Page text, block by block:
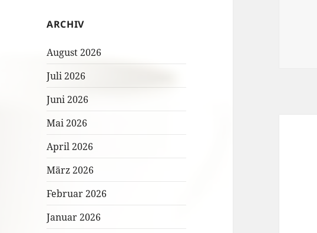
ARCHIV
August 2026
Juli 2026
Juni 2026
Mai 2026
April 2026
März 2026
Februar 2026
Januar 2026